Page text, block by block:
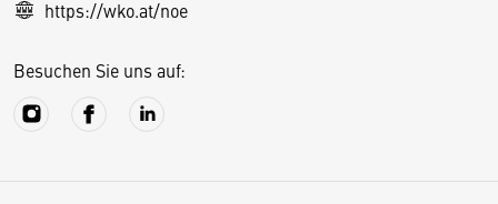
https://wko.at/noe
Besuchen Sie uns auf:
s
S
e